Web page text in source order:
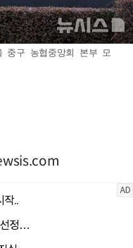
중구 농협중앙회 본부 모